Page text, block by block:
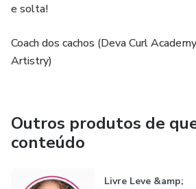
e solta!
Coach dos cachos (Deva Curl
Artistry)
Outros produtos de
conteúdo
Livre Leve &amp;